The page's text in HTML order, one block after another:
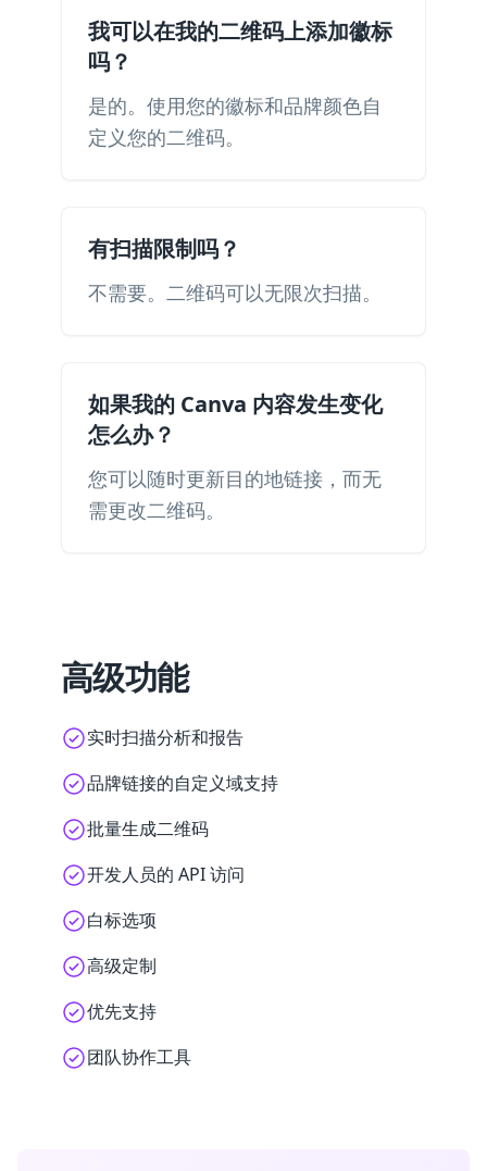
我可以在我的二维码上添加徽标
吗？
是的。使用您的徽标和品牌颜色自
定义您的二维码。
有扫描限制吗？
不需要。二维码可以无限次扫描。
如果我的 Canva 内容发生变化
怎么办？
您可以随时更新目的地链接，而无
需更改二维码。
高级功能
实时扫描分析和报告
品牌链接的自定义域支持
批量生成二维码
开发人员的 API 访问
白标选项
高级定制
优先支持
团队协作工具